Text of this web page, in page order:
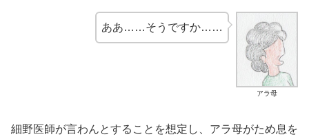
アラ母
ああ……そうですか……
細野医師が言わんとすることを想定し、アラ母がため息を